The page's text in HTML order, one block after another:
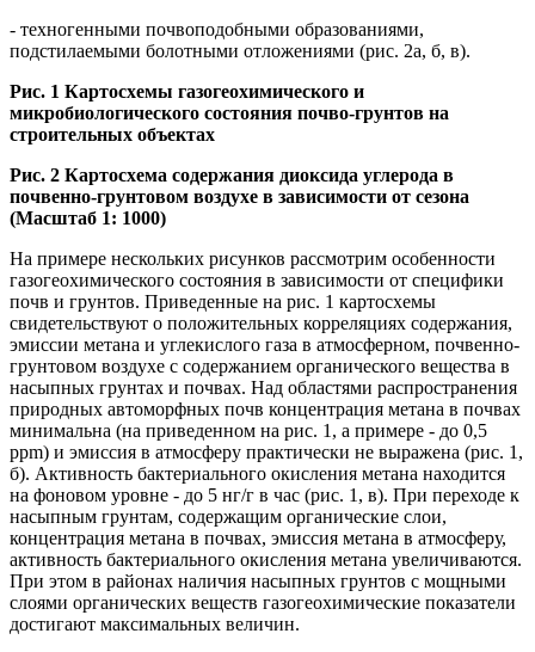
- техногенными почвоподобными образованиями,
подстилаемыми болотными отложениями (рис. 2а, б, в).
Рис. 1 Картосхемы газогеохимического и
микробиологического состояния почво-грунтов на
строительных объектах
Рис. 2 Картосхема содержания диоксида углерода в
почвенно-грунтовом воздухе в зависимости от сезона
(Масштаб 1: 1000)
На примере нескольких рисунков рассмотрим особенности
газогеохимического состояния в зависимости от специфики
почв и грунтов. Приведенные на рис. 1 картосхемы
свидетельствуют о положительных корреляциях содержания,
эмиссии метана и углекислого газа в атмосферном, почвенно-
грунтовом воздухе с содержанием органического вещества в
насыпных грунтах и почвах. Над областями распространения
природных автоморфных почв концентрация метана в почвах
минимальна (на приведенном на рис. 1, а примере - до 0,5
ррm) и эмиссия в атмосферу практически не выражена (рис. 1,
б). Активность бактериального окисления метана находится
на фоновом уровне - до 5 нг/г в час (рис. 1, в). При переходе к
насыпным грунтам, содержащим органические слои,
концентрация метана в почвах, эмиссия метана в атмосферу,
активность бактериального окисления метана увеличиваются.
При этом в районах наличия насыпных грунтов с мощными
слоями органических веществ газогеохимические показатели
достигают максимальных величин.